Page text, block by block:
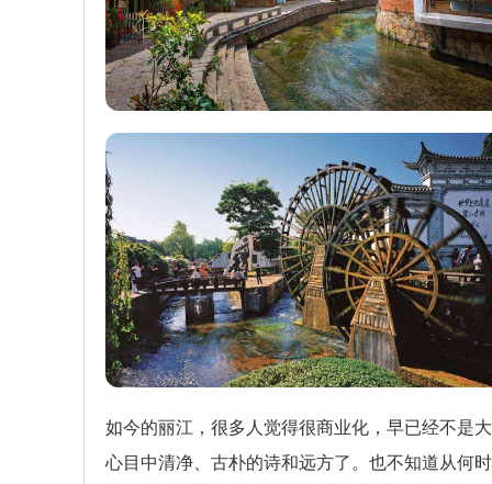
如今的丽江，很多人觉得很商业化，早已经不是
心目中清净、古朴的诗和远方了。也不知道从何